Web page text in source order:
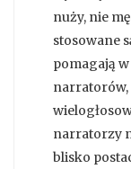
nuży, nie
stosowane
pomagają
narratorów,
narratorzy
blisko